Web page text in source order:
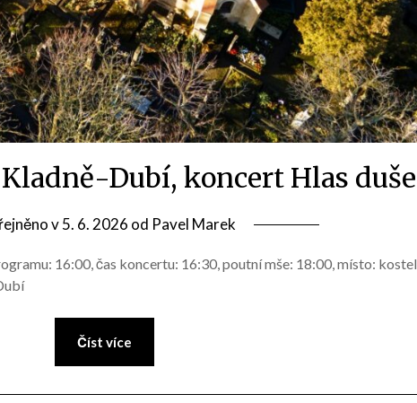
Kladně-Dubí, koncert Hlas duše
v5. 6. 2026 od Pavel Marek
16:00, čas koncertu: 16:30, poutní mše: 18:00, místo: kostel
Číst více